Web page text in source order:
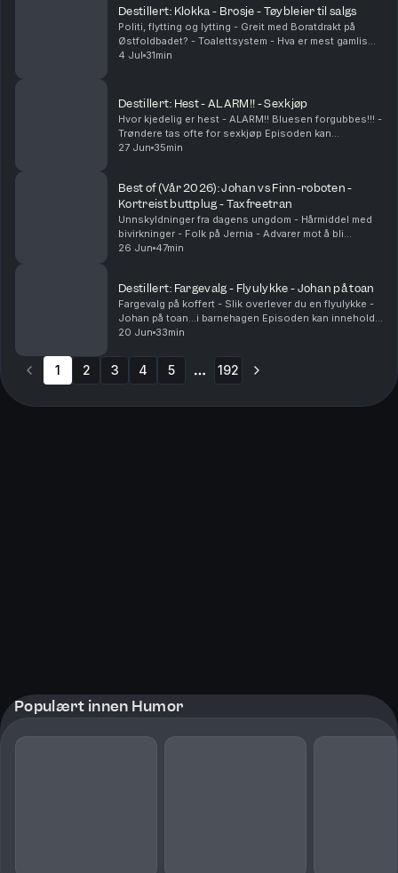
Destillert: Klokka - Brosje - Tøybleier til salgs
Politi, flytting og lytting - Greit med Boratdrakt på
Østfoldbadet? - Toalettsystem - Hva er mest gamlis
Episoden kan inneholde målrettet reklame, basert på
4 Jul 31min
Destillert: Hest - ALARM!! - Sexkjøp
Hvor kjedelig er hest - ALARM!! Bluesen forgubbes!!! -
Trøndere tas ofte for sexkjøp Episoden kan
inneholde målrettet reklame, basert på din IP-adresse,
27 Jun 35min
Best of (Vår 2026): Johan vs Finn-roboten -
Kortreist buttplug - Taxfreetran
Unnskyldninger fra dagens ungdom - Hårmiddel med
bivirkninger - Folk på Jernia - Advarer mot å bli
feildiagnostisert Episoden kan inneholde målrettet
26 Jun 47min
Destillert: Fargevalg - Flyulykke - Johan på toan
Fargevalg på koffert - Slik overlever du en flyulykke -
Johan på toan...i barnehagen Episoden kan inneholde
målrettet reklame, basert på din IP-adresse, enhet og
20 Jun 33min
1 2 3 4 5 192
Populært innen Humor